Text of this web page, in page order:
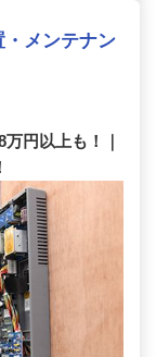
メンテナン
円以上も！｜